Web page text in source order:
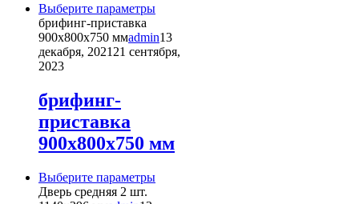
Выберите параметрыЭтот
имеет
несколько
товара.
брифинг-приставка
900х800х750 ммadmin13
декабря, 2021 21 сентября,
2023
брифинг-
приставка
900х800х750 мм
Выберите параметрыЭтот
Дверь средняя 2 шт.